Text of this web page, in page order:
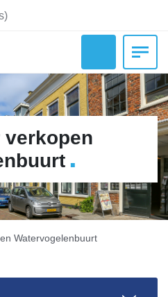
.
Watervogelenbuurt